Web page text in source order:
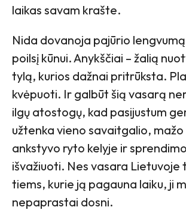
laikas savam krašte.
Nida dovanoja pajūrio
poilsį kūnui. Anykščiai – žalią
tylą, kurios dažnai pritrūksta.
kvėpuoti. Ir galbūt šią vasarą
ilgų atostogų, kad pasijustum
užtenka vieno savaitgalio,
ankstyvo ryto kelyje ir
išvažiuoti. Nes vasara Lietuvoje
tiems, kurie ją pagauna laiku, ji
nepaprastai dosni.